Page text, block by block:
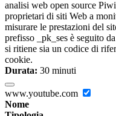
analisi web open source
proprietari di siti Web a
misurare le prestazioni del
prefisso _pk_ses è seguito
si ritiene sia un codice di
cookie.
Durata: 30 minuti
www.youtube.com
Nome